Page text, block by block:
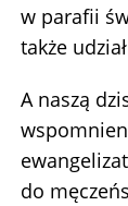
w parafii
także
A naszą
do